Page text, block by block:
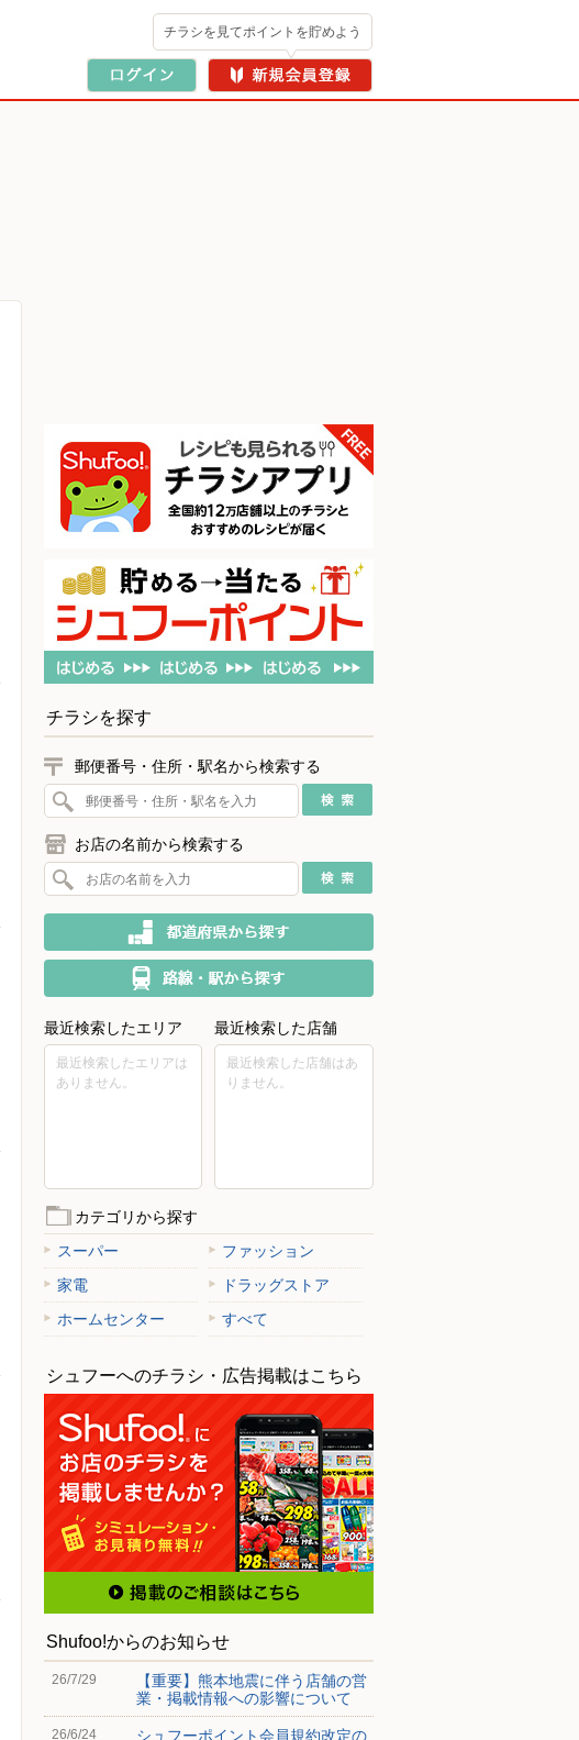
チラシを見てポイントを貯めよう
チラシを探す
郵便番号・住所・駅名から検索する
お店の名前から検索する
最近検索したエリア
最近検索したエリアは
ありません。
最近検索した店舗
最近検索した店舗はあ
りません。
カテゴリから探す
スーパー
ファッション
家電
ドラッグストア
ホームセンター
すべて
シュフーへのチラシ・広告掲載はこちら
Shufoo!からのお知らせ
26/7/29
【重要】熊本地震に伴う店舗の営
業・掲載情報への影響について
26/6/24
シュフーポイント会員規約改定の